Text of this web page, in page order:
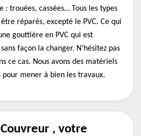
: trouées, cassées… Tous les types
réparés, excepté le PVC. Ce qui
gouttière en PVC qui est
façon la changer. N’hésitez pas
ce cas. Nous avons des matériels
mener à bien les travaux.
, votre